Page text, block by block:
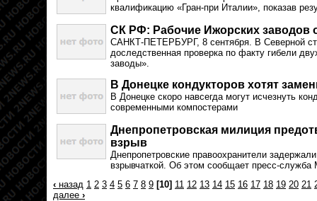
квалификацию «Гран-при Италии», показав
СК РФ: Рабочие Ижорских заводов
САНКТ-ПЕТЕРБУРГ, 8 сентября. В Северной
доследственная проверка по факту гибели
заводы».
В Донецке кондукторов хотят
В Донецке скоро навсегда могут исчезнуть
современными компостерами
Днепропетровская милиция
взрыв
Днепропетровские правоохранители
взрывчаткой. Об этом сообщает пресс-
‹ назад 1 2 3 4 5 6 7 8 9 [10] 11 12 13 14 15 16 17 18 19 20 21
далее ›